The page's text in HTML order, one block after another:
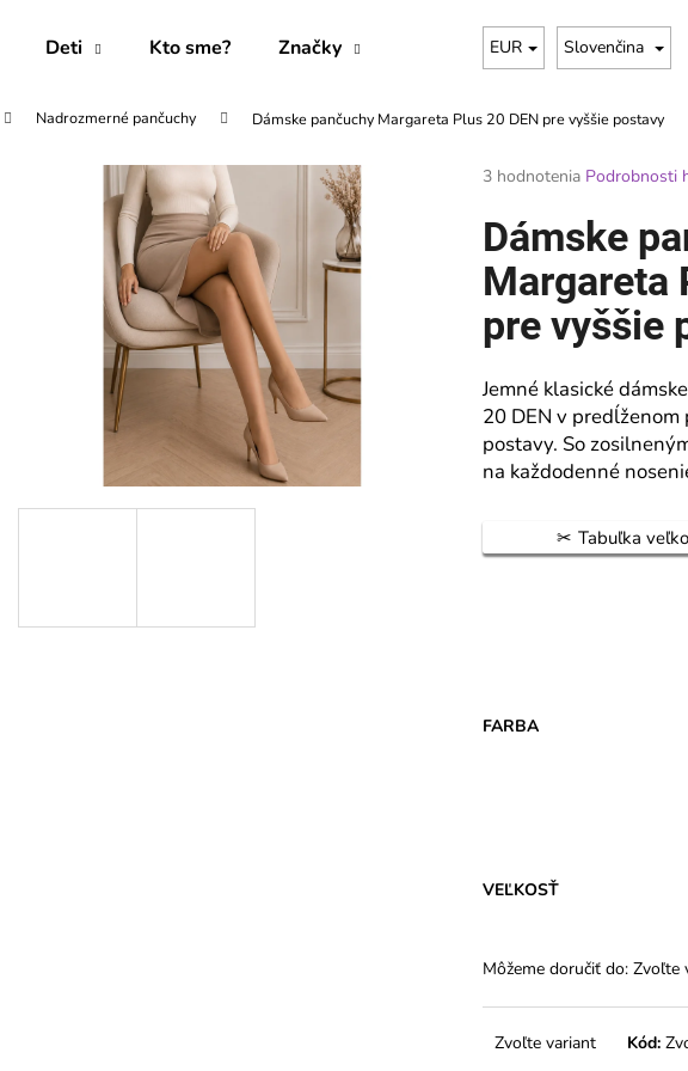
Deti Kto sme? Značky EUR Slovenčina
Nadrozmerné pančuchy Dámske pančuchy Margareta Plus 20 DEN pre vyššie postavy
Priemerné
produktu
je
5,0
hviezdičiek.
3 hodnotenia Podrobnosti
Dámske
Margareta
pre vyššie
Jemné klasické
20 DEN v
postavy. So
na každodenné
Tabuľka
FARBA
VEĽKOSŤ
Môžeme doručiť do: Zvoľte
Zvoľte variant Kód:
Čo potrebujete nájsť?
HĽADAŤ
Odporúčame
DÁMSKE BAVLNENÉ
VYŠŠÍM PÁSOM - FERA